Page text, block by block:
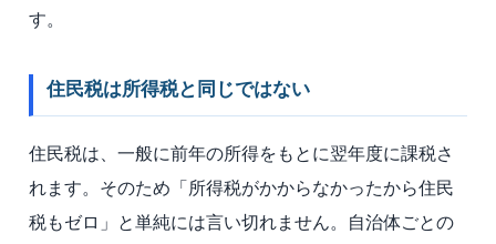
す。
住民税は所得税と同じではない
住民税は、一般に前年の所得をもとに翌年度に課税さ
れます。そのため「所得税がかからなかったから住民
税もゼロ」と単純には言い切れません。自治体ごとの